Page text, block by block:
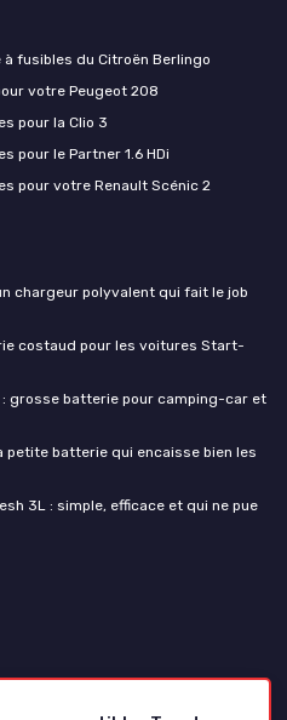
fusibles du Citroën Berlingo
votre Peugeot 208
pour la Clio 3
pour le Partner 1.6 HDi
pour votre Renault Scénic 2
chargeur polyvalent qui fait le job
costaud pour les voitures Start-
: grosse batterie pour camping-car et
petite batterie qui encaisse bien les
3L : simple, efficace et qui ne pue